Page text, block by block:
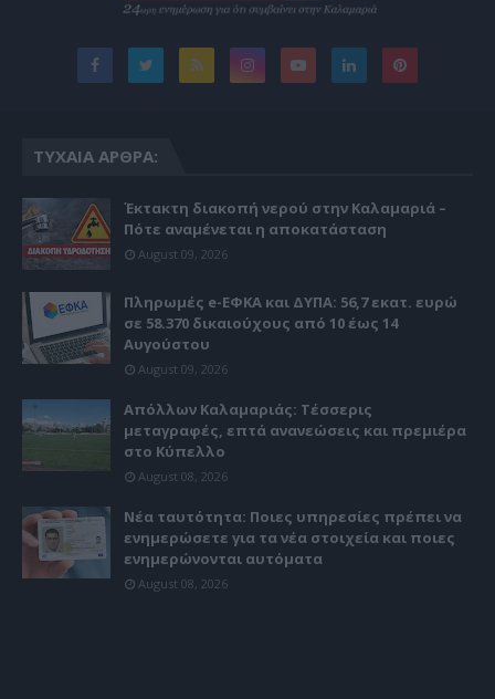
ΤΥΧΑΊΑ ΆΡΘΡΑ:
Έκτακτη διακοπή νερού στην Καλαμαριά –
Πότε αναμένεται η αποκατάσταση
August 09, 2026
Πληρωμές e-ΕΦΚΑ και ΔΥΠΑ: 56,7 εκατ. ευρώ
σε 58.370 δικαιούχους από 10 έως 14
Αυγούστου
August 09, 2026
Απόλλων Καλαμαριάς: Τέσσερις
μεταγραφές, επτά ανανεώσεις και πρεμιέρα
στο Κύπελλο
August 08, 2026
Νέα ταυτότητα: Ποιες υπηρεσίες πρέπει να
ενημερώσετε για τα νέα στοιχεία και ποιες
ενημερώνονται αυτόματα
August 08, 2026